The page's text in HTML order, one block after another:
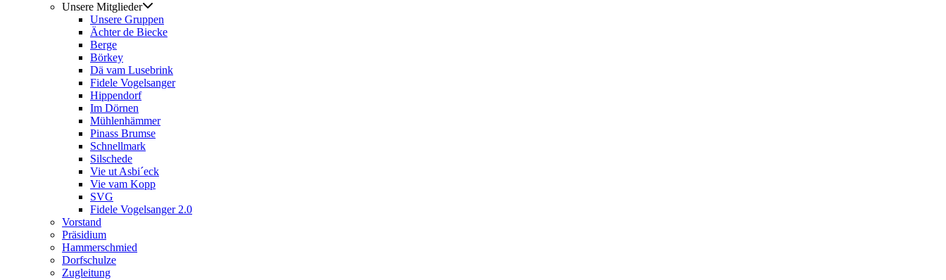
Unsere Mitglieder
Unsere Gruppen
Ächter de Biecke
Berge
Börkey
Dä vam Lusebrink
Fidele Vogelsanger
Hippendorf
Im Dörnen
Mühlenhämmer
Pinass Brumse
Schnellmark
Silschede
Vie ut Asbi´eck
Vie vam Kopp
SVG
Fidele Vogelsanger 2.0
Vorstand
Präsidium
Hammerschmied
Dorfschulze
Zugleitung